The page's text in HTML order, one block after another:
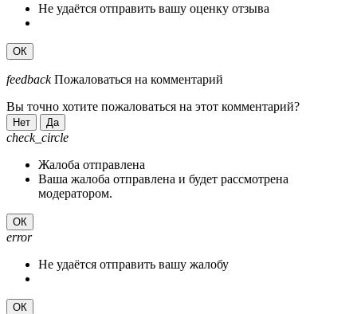
Не удаётся отправить вашу оценку отзыва
ОК
feedback Пожаловаться на комментарий
Вы точно хотите пожаловаться на этот комментарий?
Нет Да
check_circle
Жалоба отправлена
Ваша жалоба отправлена и будет рассмотрена
модератором.
ОК
error
Не удаётся отправить вашу жалобу
ОК